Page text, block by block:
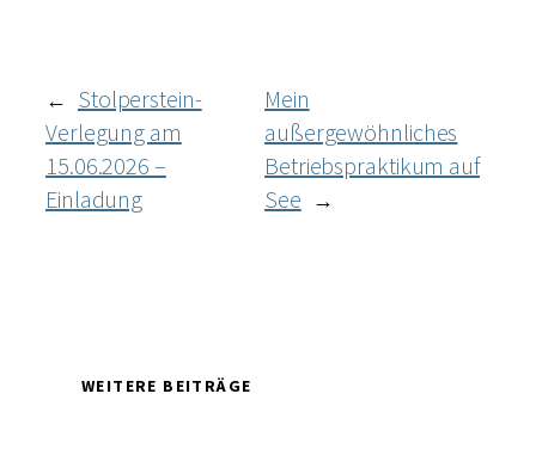
← Stolperstein-
Verlegung am
15.06.2026 –
Einladung
Mein
außergewöhnliches
Betriebspraktikum auf
See →
WEITERE BEITRÄGE